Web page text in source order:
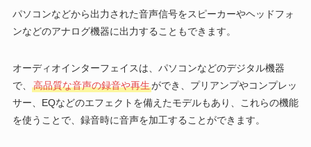
パソコンなどから出力された音声信号をスピーカーやヘッドフォ
ンなどのアナログ機器に出力することもできます。
オーディオインターフェイスは、パソコンなどのデジタル機器
で、
高品質な音声の録音や再生ができ、プリアンプやコンプレッ
サー、EQなどのエフェクトを備えたモデルもあり、これらの機能
を使うことで、録音時に音声を加工することができます。